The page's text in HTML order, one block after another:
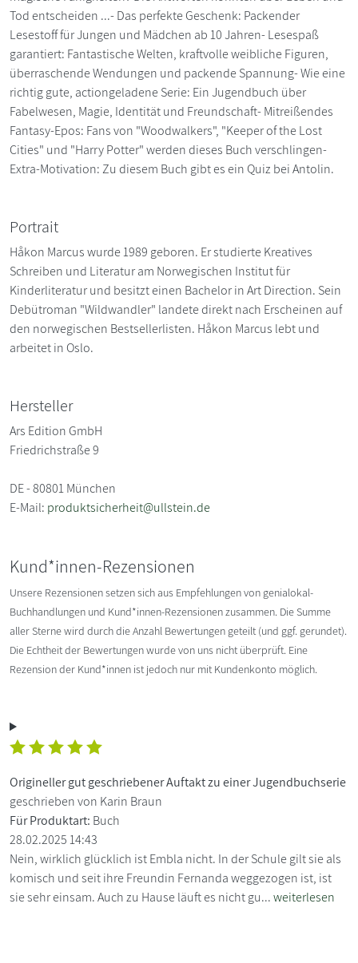
Tod entscheiden ...- Das perfekte Geschenk: Packender
Lesestoff für Jungen und Mädchen ab 10 Jahren- Lesespaß
garantiert: Fantastische Welten, kraftvolle weibliche Figuren,
überraschende Wendungen und packende Spannung- Wie eine
richtig gute, actiongeladene Serie: Ein Jugendbuch über
Fabelwesen, Magie, Identität und Freundschaft- Mitreißendes
Fantasy-Epos: Fans von "Woodwalkers", "Keeper of the Lost
Cities" und "Harry Potter" werden dieses Buch verschlingen-
Extra-Motivation: Zu diesem Buch gibt es ein Quiz bei Antolin.
Portrait
Håkon Marcus wurde 1989 geboren. Er studierte Kreatives
Schreiben und Literatur am Norwegischen Institut für
Kinderliteratur und besitzt einen Bachelor in Art Direction. Sein
Debütroman "Wildwandler" landete direkt nach Erscheinen auf
den norwegischen Bestsellerlisten. Håkon Marcus lebt und
arbeitet in Oslo.
Hersteller
Ars Edition GmbH
Friedrichstraße 9
DE - 80801 München
E-Mail: produktsicherheit@ullstein.de
Kund*innen-Rezensionen
Unsere Rezensionen setzen sich aus Empfehlungen von genialokal-
Buchhandlungen und Kund*innen-Rezensionen zusammen. Die Summe
aller Sterne wird durch die Anzahl Bewertungen geteilt (und ggf. gerundet).
Die Echtheit der Bewertungen wurde von uns nicht überprüft. Eine
Rezension der Kund*innen ist jedoch nur mit Kundenkonto möglich.
Origineller gut geschriebener Auftakt zu einer Jugendbuchserie
geschrieben von Karin Braun
Für Produktart: Buch
28.02.2025 14:43
Nein, wirklich glücklich ist Embla nicht. In der Schule gilt sie als
komisch und seit ihre Freundin Fernanda weggezogen ist, ist
sie sehr einsam. Auch zu Hause läuft es nicht gu...weiterlesen